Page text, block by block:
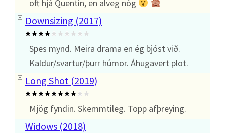
oft hjá Quentin, en alveg nóg
Downsizing (2017)
Spes mynd. Meira drama en ég bjóst við.
Kaldur/svartur/þurr húmor. Áhugavert plot.
Long Shot (2019)
Mjög fyndin. Skemmtileg. Topp afþreying.
Widows (2018)